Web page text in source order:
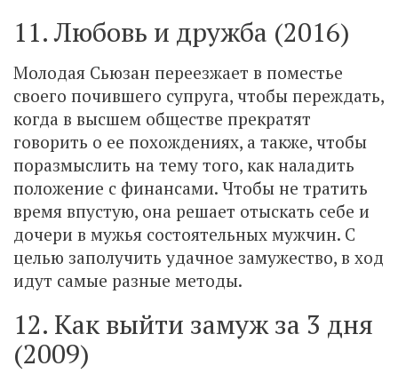
11. Любовь и дружба (2016)
Молодая Сьюзан переезжает в поместье
своего почившего супруга, чтобы переждать,
когда в высшем обществе прекратят
говорить о ее похождениях, а также, чтобы
поразмыслить на тему того, как наладить
положение с финансами. Чтобы не тратить
время впустую, она решает отыскать себе и
дочери в мужья состоятельных мужчин. С
целью заполучить удачное замужество, в ход
идут самые разные методы.
12. Как выйти замуж за 3 дня
(2009)